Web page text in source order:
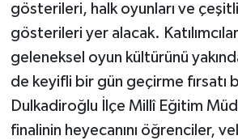
gösterileri, halk oyunları ve
gösterileri yer alacak.
geleneksel oyun kültürünü
de keyifli bir gün geçirme fırsatı
Dulkadiroğlu İlçe Millî Eğitim
finalinin heyecanını öğrenciler,